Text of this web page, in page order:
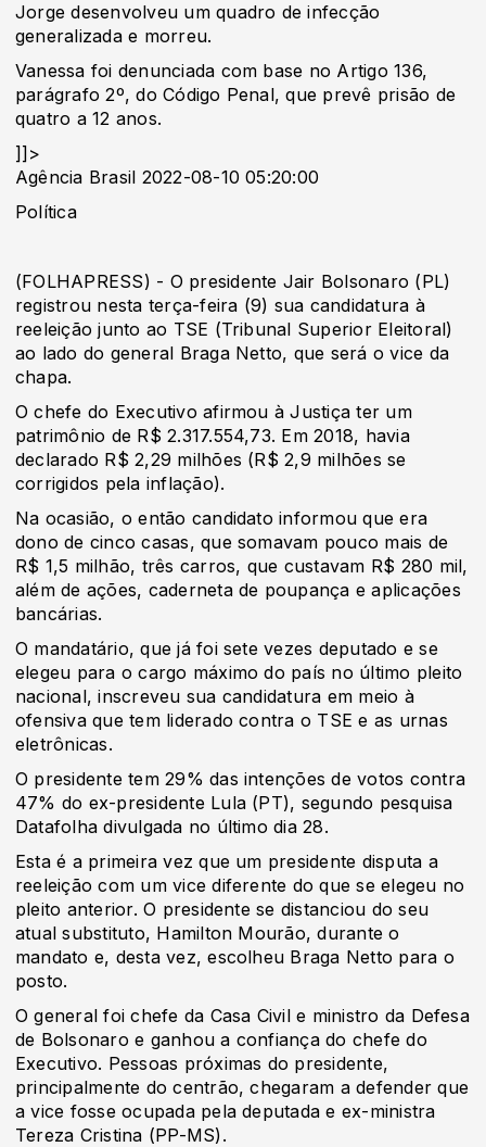
Jorge desenvolveu um quadro de infecção
generalizada e morreu.
Vanessa foi denunciada com base no Artigo 136,
parágrafo 2º, do Código Penal, que prevê prisão de
quatro a 12 anos.
]]>
Agência Brasil 2022-08-10 05:20:00
Política
(FOLHAPRESS) - O presidente Jair Bolsonaro (PL)
registrou nesta terça-feira (9) sua candidatura à
reeleição junto ao TSE (Tribunal Superior Eleitoral)
ao lado do general Braga Netto, que será o vice da
chapa.
O chefe do Executivo afirmou à Justiça ter um
patrimônio de R$ 2.317.554,73. Em 2018, havia
declarado R$ 2,29 milhões (R$ 2,9 milhões se
corrigidos pela inflação).
Na ocasião, o então candidato informou que era
dono de cinco casas, que somavam pouco mais de
R$ 1,5 milhão, três carros, que custavam R$ 280 mil,
além de ações, caderneta de poupança e aplicações
bancárias.
O mandatário, que já foi sete vezes deputado e se
elegeu para o cargo máximo do país no último pleito
nacional, inscreveu sua candidatura em meio à
ofensiva que tem liderado contra o TSE e as urnas
eletrônicas.
O presidente tem 29% das intenções de votos contra
47% do ex-presidente Lula (PT), segundo pesquisa
Datafolha divulgada no último dia 28.
Esta é a primeira vez que um presidente disputa a
reeleição com um vice diferente do que se elegeu no
pleito anterior. O presidente se distanciou do seu
atual substituto, Hamilton Mourão, durante o
mandato e, desta vez, escolheu Braga Netto para o
posto.
O general foi chefe da Casa Civil e ministro da Defesa
de Bolsonaro e ganhou a confiança do chefe do
Executivo. Pessoas próximas do presidente,
principalmente do centrão, chegaram a defender que
a vice fosse ocupada pela deputada e ex-ministra
Tereza Cristina (PP-MS).